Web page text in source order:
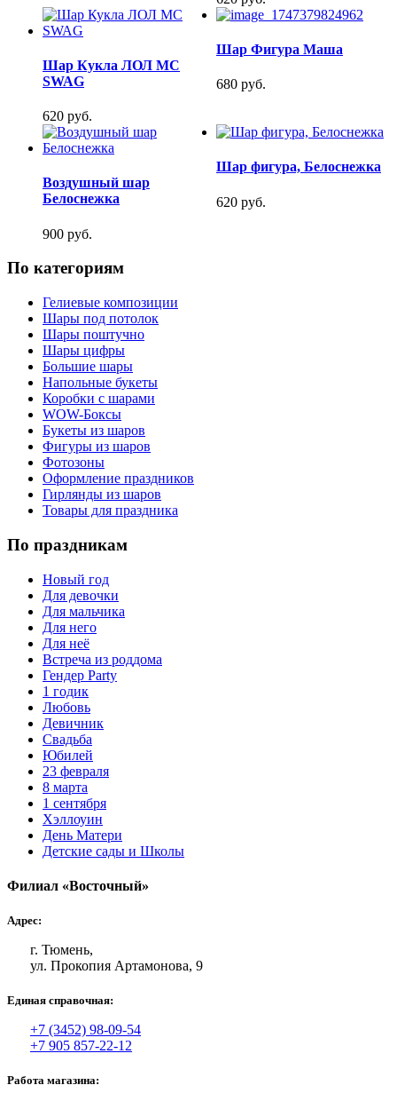
Шар Кукла ЛОЛ MC
SWAG
620 руб.
Шар Фигура Маша
680 руб.
Воздушный шар
Белоснежка
900 руб.
Шар фигура, Белоснежка
620 руб.
По категориям
Гелиевые композиции
Шары под потолок
Шары поштучно
Шары цифры
Большие шары
Напольные букеты
Коробки с шарами
WOW-Боксы
Букеты из шаров
Фигуры из шаров
Фотозоны
Оформление праздников
Гирлянды из шаров
Товары для праздника
По праздникам
Новый год
Для девочки
Для мальчика
Для него
Для неё
Встреча из роддома
Гендер Party
1 годик
Любовь
Девичник
Свадьба
Юбилей
23 февраля
8 марта
1 сентября
Хэллоуин
День Матери
Детские сады и Школы
Филиал «Восточный»
Адрес:
г. Тюмень,
ул. Прокопия Артамонова, 9
Единая справочная:
+7 (3452) 98-09-54
+7 905 857-22-12
Работа магазина: